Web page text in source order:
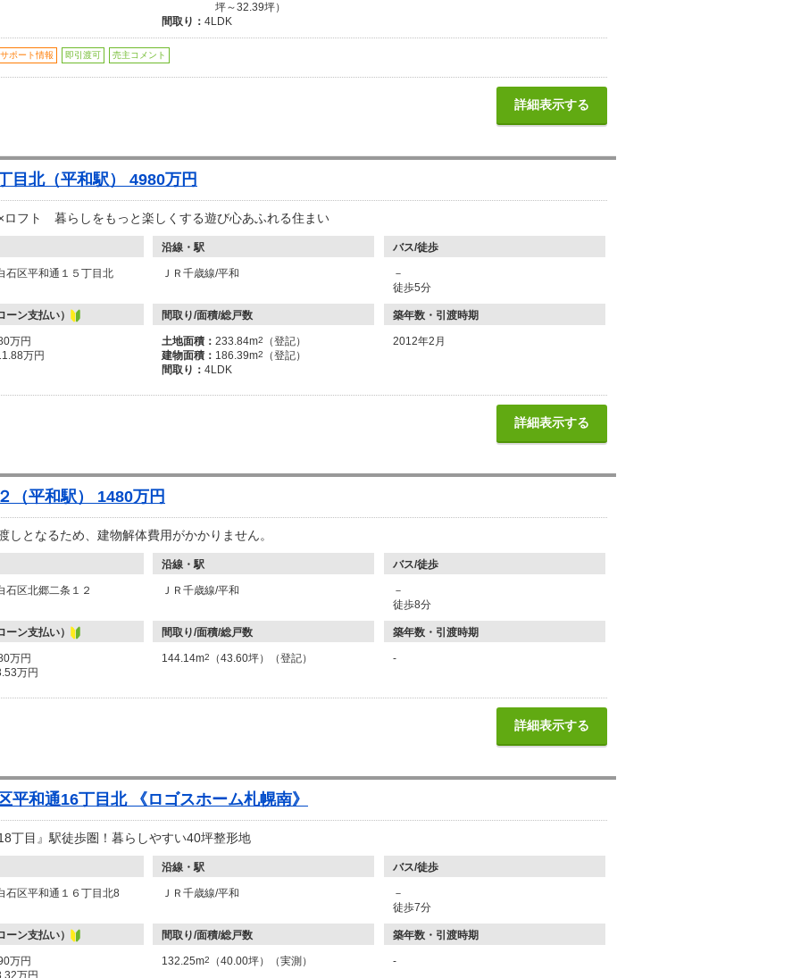
坪～32.39坪）
間取り： 4LDK
ポート情報 即引渡可 売主コメント
詳細表示する
目北（平和駅） 4980万円
ロフト 暮らしをもっと楽しくする遊び心あふれる住まい
沿線・駅 バス/徒歩
石区平和通１５丁目北 ＪＲ千歳線/平和
－
徒歩5分
ン支払い） 間取り/面積/総戸数 築年数・引渡時期
万円
万円
土地面積： 233.84m2
（登記）
建物面積： 186.39m2
（登記）
間取り： 4LDK
2012年2月
詳細表示する
（平和駅） 1480万円
しとなるため、建物解体費用がかかりません。
沿線・駅 バス/徒歩
石区北郷二条１２ ＪＲ千歳線/平和
－
徒歩8分
ン支払い） 間取り/面積/総戸数 築年数・引渡時期
万円
万円
144.14m2 （43.60坪）（登記） -
詳細表示する
平和通16丁目北 《ロゴスホーム札幌南》
丁目』駅徒歩圏！暮らしやすい40坪整形地
沿線・駅 バス/徒歩
石区平和通１６丁目北8 ＪＲ千歳線/平和
－
徒歩7分
ン支払い） 間取り/面積/総戸数 築年数・引渡時期
万円
万円
132.25m2 （40.00坪）（実測） -